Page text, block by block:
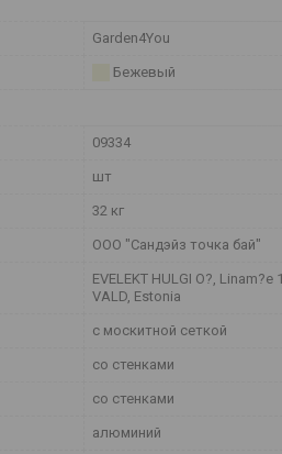
Garden4You
Бежевый
09334
шт
32 кг
ООО "Сандэйз точка бай"
EVELEKT HULGI O?,
VALD, Estonia
с москитной сеткой
со стенками
со стенками
алюминий